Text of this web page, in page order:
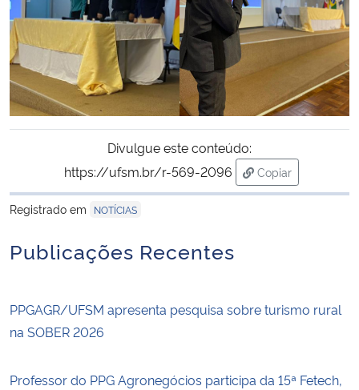
Divulgue este conteúdo:
https://ufsm.br/r-569-2096
Copiar
para área de
Registrado em
NOTÍCIAS
Publicações Recentes
PPGAGR/UFSM apresenta pesquisa sobre turismo rural
na SOBER 2026
Professor do PPG Agronegócios participa da 15ª Fetech,